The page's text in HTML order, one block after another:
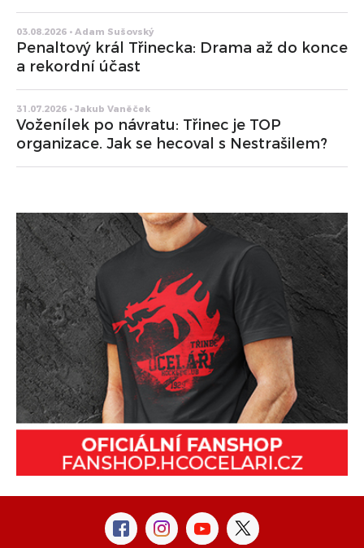
03.08.2026 • Adam Sušovský
Penaltový král Třinecka: Drama až do konce
a rekordní účast
31.07.2026 • Jakub Vaněček
Voženílek po návratu: Třinec je TOP
organizace. Jak se hecoval s Nestrašilem?